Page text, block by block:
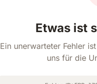
Etwas ist
Ein unerwarteter Fehler
uns für die